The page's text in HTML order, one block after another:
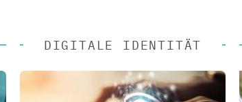
DIGITALE IDENTITÄT